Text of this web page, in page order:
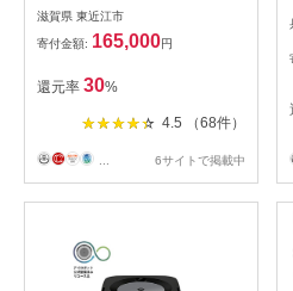
機 【MC-SB55K-A】
Panasonic 滋賀県 東近江市
AF-E09 掃除機 コードレス ス
ティック パナソニック 軽量
滋賀県 東近江市
寄付金額: 165,000円
還元率 30%
4.5 （68件）
6サイトで掲載中